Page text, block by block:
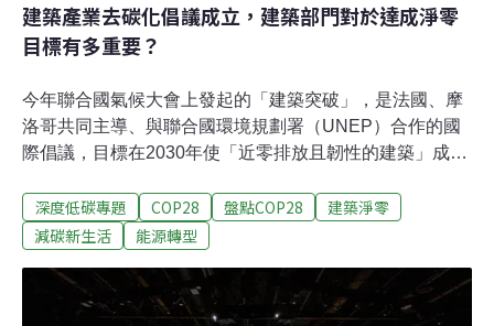
建築產業去碳化倡議成立，建築部門對於達成淨零
目標有多重要？
今年聯合國氣候大會上發起的「建築突破」，是法國、摩
洛哥共同主導、與聯合國環境規劃署（UNEP）合作的國
際倡議，目標在2030年使「近零排放且韌性的建築」成為
署（UN-Habitat）和COP28聯合國氣候變遷高級倡議者
（UN Climate Change High-Level Champion for
部長宣布了《建築突破》（Buildings Breakthrough）、
《水泥和混凝土突破》（Cement and Concrete
深度低碳專題 COP28 盤點COP28
建築淨零
減碳新生活
能源轉型